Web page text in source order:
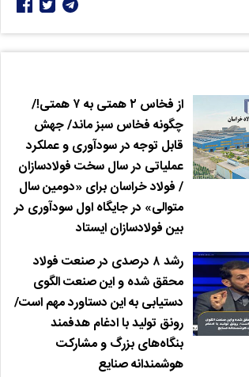
از فخاس ۲ همتی به ۷ همتی!/
چگونه فخاس سبز ماند/ جهش
قابل توجه در سودآوری و عملکرد
عملیاتی در سال سخت فولادسازان
/ فولاد خراسان برای «دومین سال
متوالی» در جایگاه اول سودآوری در
بین فولادسازان ایستاد
رشد ۸ درصدی در صنعت فولاد
محقق شده و این صنعت الگوی
دستیابی به این دستاورد مهم است/
رونق تولید با ادغام‌ هدفمند
بنگاه‌های بزرگ و مشارکت
هوشمندانه صنایع